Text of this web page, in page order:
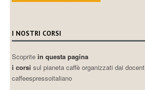
I NOSTRI CORSI
Scopritein questa pagina
i corsi sul pianeta caffè organizzati dai
caffeespressoitaliano